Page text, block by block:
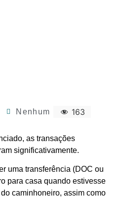
Nenhum 163
as transações
significativamente.
uma transferência (DOC ou
para casa quando estivesse
caminhoneiro, assim como